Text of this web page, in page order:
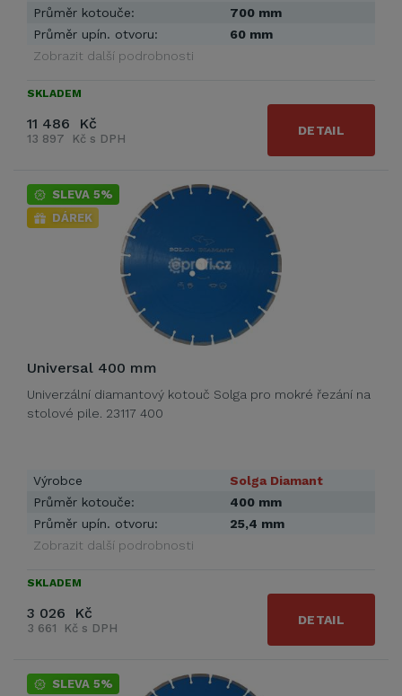
Průměr kotouče:
700 mm
Průměr upín. otvoru:
60 mm
Zobrazit další podrobnosti
SKLADEM
11 486 Kč
13 897 Kč s DPH
DETAIL
SLEVA 5%
DÁREK
Universal 400 mm
Univerzální diamantový kotouč Solga pro mokré řezání na
stolové pile. 23117 400
Výrobce
Solga Diamant
Průměr kotouče:
400 mm
Průměr upín. otvoru:
25,4 mm
Zobrazit další podrobnosti
SKLADEM
3 026 Kč
3 661 Kč s DPH
DETAIL
SLEVA 5%